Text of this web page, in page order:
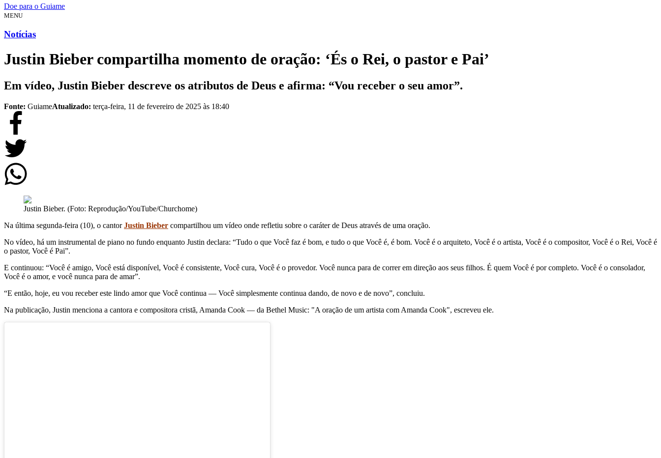
Doe para o Guiame
MENU
Notícias
Justin Bieber compartilha momento de oração: ‘És o Rei, o pastor e Pai’
Em vídeo, Justin Bieber descreve os atributos de Deus e afirma: “Vou receber o seu amor”.
Fonte: GuiameAtualizado: terça-feira, 11 de fevereiro de 2025 às 18:40
Justin Bieber. (Foto: Reprodução/YouTube/Churchome)
Na última segunda-feira (10), o cantorJustin Bieber compartilhou um vídeo onde refletiu sobre o caráter de Deus através de uma oração.
No vídeo, há um instrumental de piano no fundo enquanto Justin declara: “Tudo o que Você faz é bom, e tudo o que Você é, é bom. Você é o arquiteto, Você é o artista, Você é o compositor, Você é o Rei, Você é
o pastor, Você é Pai”.
E continuou: “Você é amigo, Você está disponível, Você é consistente, Você cura, Você é o provedor. Você nunca para de correr em direção aos seus filhos. É quem Você é por completo. Você é o consolador,
Você é o amor, e você nunca para de amar”.
“E então, hoje, eu vou receber este lindo amor que Você continua — Você simplesmente continua dando, de novo e de novo”, concluiu.
Na publicação, Justin menciona a cantora e compositora cristã, Amanda Cook — da Bethel Music: "A oração de um artista com Amanda Cook", escreveu ele.